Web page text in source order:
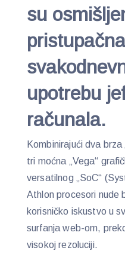
su
upotrebu
računala.
Kombinirajući dva
tri moćna „Vega“
versatilnog „SoC“
Athlon procesori nude
korisničko iskustvo u
surfanja web-om,
visokoj rezoluciji.